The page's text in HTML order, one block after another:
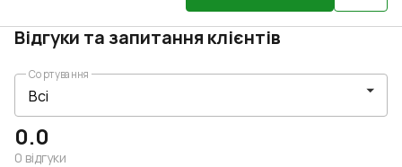
Відгуки та запитання клієнтів
0.0
0 відгуки
Сортування